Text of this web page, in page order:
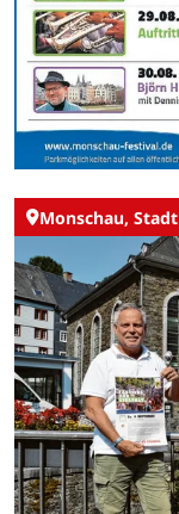
Monschau, Stadt